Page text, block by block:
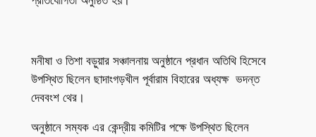
মনীষা ও তিশা বড়ুয়ার সঞ্চালনায় অনুষ্ঠানে প্রধান অতিথি হিসেবে
উপস্থিত ছিলেন ছাদাংগড়খীল পূর্বারাম বিহারের অধ্যক্ষ ভদন্ত
দেববংশ থের।
অনুষ্ঠানে সম্যক এর কেন্দ্রীয় কমিটির পক্ষে উপস্থিত ছিলেন